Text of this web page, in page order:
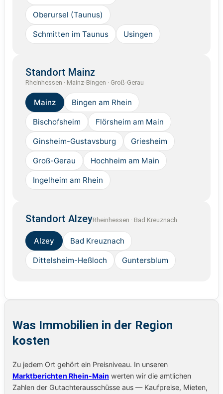
Oberursel (Taunus)
Schmitten im Taunus Usingen
Standort Mainz
Rheinhessen · Mainz-Bingen · Groß-Gerau
Mainz Bingen am Rhein
Bischofsheim Flörsheim am Main
Ginsheim-Gustavsburg Griesheim
Groß-Gerau Hochheim am Main
Ingelheim am Rhein
Standort AlzeyRheinhessen · Bad Kreuznach
Alzey Bad Kreuznach
Dittelsheim-Heßloch Guntersblum
Was Immobilien in der Region
kosten
Zu jedem Ort gehört ein Preisniveau. In unseren
Marktberichten Rhein-Main werten wir die amtlichen
Zahlen der Gutachterausschüsse aus — Kaufpreise, Mieten,